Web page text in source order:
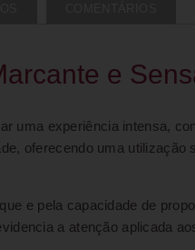
e
uma experiência intensa,
oferecendo uma utilização
e pela capacidade de
a atenção aplicada